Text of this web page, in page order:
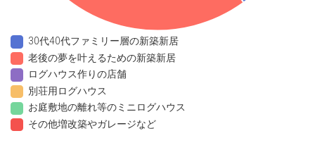
30代40代ファミリー層の新築新居
老後の夢を叶えるための新築新居
ログハウス作りの店舗
別荘用ログハウス
お庭敷地の離れ等のミニログハウス
その他増改築やガレージなど